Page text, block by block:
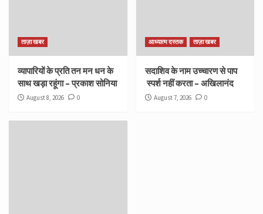
ताज़ा खबर
व्यापारियों के प्रति तन मन धन के
साथ खड़ा रहूंगा – प्रकाश सोनिया
August 8, 2026 0
आध्यात्म दस्तक ताज़ा खबर
सदाशिव के नाम उच्चारण से पाप
स्पर्श नहीं करता – अखिलानंद
August 7, 2026 0